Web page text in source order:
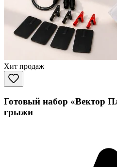
Хит продаж
Готовый набор «Вектор
грыжи